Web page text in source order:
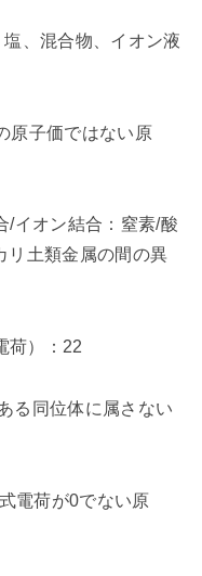
塩、混合物、イオン液
原子価ではない原
/イオン結合：窒素/酸
リ土類金属の間の異
荷）： 22
る同位体に属さない
電荷が0でない原